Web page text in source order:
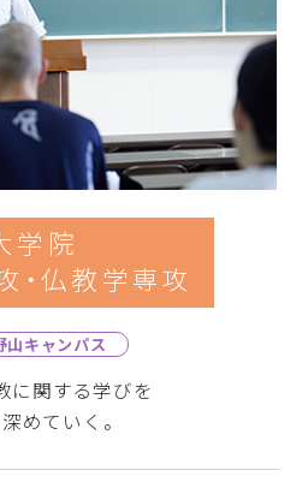
学院
・仏教学専攻
山キャンパス
に関する学びを
めていく。